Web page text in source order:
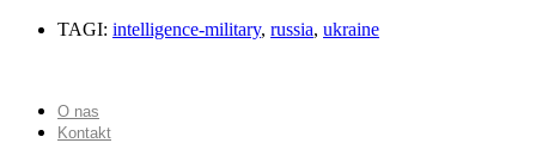
TAGI: intelligence-military, russia, ukraine
O nas
Kontakt